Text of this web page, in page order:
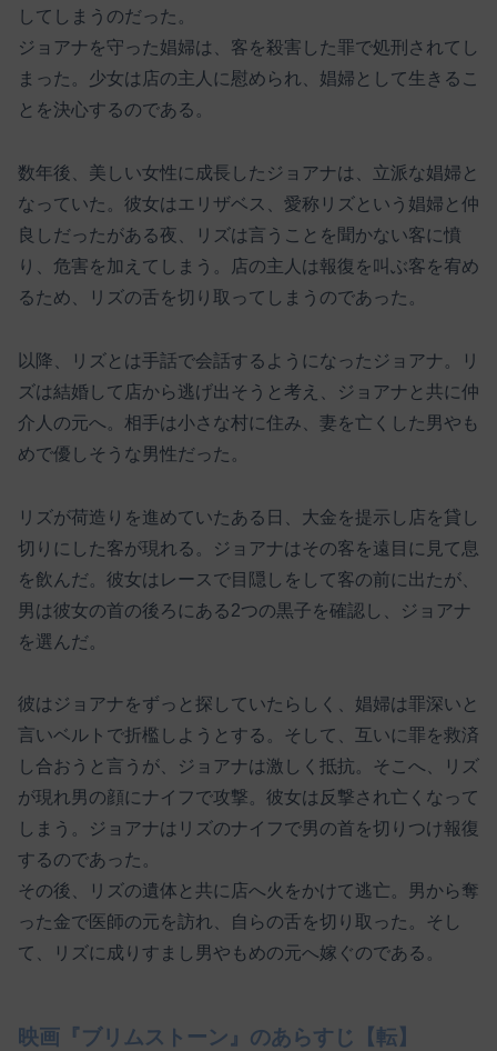
してしまうのだった。
ジョアナを守った娼婦は、客を殺害した罪で処刑されてし
まった。少女は店の主人に慰められ、娼婦として生きるこ
とを決心するのである。
数年後、美しい女性に成長したジョアナは、立派な娼婦と
なっていた。彼女はエリザベス、愛称リズという娼婦と仲
良しだったがある夜、リズは言うことを聞かない客に憤
り、危害を加えてしまう。店の主人は報復を叫ぶ客を宥め
るため、リズの舌を切り取ってしまうのであった。
以降、リズとは手話で会話するようになったジョアナ。リ
ズは結婚して店から逃げ出そうと考え、ジョアナと共に仲
介人の元へ。相手は小さな村に住み、妻を亡くした男やも
めで優しそうな男性だった。
リズが荷造りを進めていたある日、大金を提示し店を貸し
切りにした客が現れる。ジョアナはその客を遠目に見て息
を飲んだ。彼女はレースで目隠しをして客の前に出たが、
男は彼女の首の後ろにある2つの黒子を確認し、ジョアナ
を選んだ。
彼はジョアナをずっと探していたらしく、娼婦は罪深いと
言いベルトで折檻しようとする。そして、互いに罪を救済
し合おうと言うが、ジョアナは激しく抵抗。そこへ、リズ
が現れ男の顔にナイフで攻撃。彼女は反撃され亡くなって
しまう。ジョアナはリズのナイフで男の首を切りつけ報復
するのであった。
その後、リズの遺体と共に店へ火をかけて逃亡。男から奪
った金で医師の元を訪れ、自らの舌を切り取った。そし
て、リズに成りすまし男やもめの元へ嫁ぐのである。
映画『ブリムストーン』のあらすじ【転】